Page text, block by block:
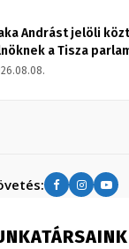
Andrást jelöli
a Tisza